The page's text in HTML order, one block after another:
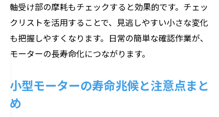
軸受け部の摩耗もチェックすると効果的です。チェッ
クリストを活用することで、見逃しやすい小さな変化
も把握しやすくなります。日常の簡単な確認作業が、
モーターの長寿命化につながります。
小型モーターの寿命兆候と注意点まと
め